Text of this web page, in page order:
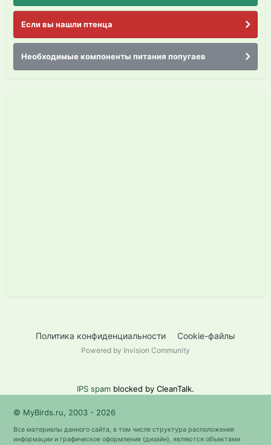
Если вы нашли птенца
Необходимые компоненты питания попугаев
Политика конфиденциальности Cookie-файлы
Powered by Invision Community
IPS spam blocked by CleanTalk.
© MyBirds.ru, 2003 - 2026
Все материалы данного сайта, в том числе структура расположения
информации и графическое оформление (дизайн), являются объектами